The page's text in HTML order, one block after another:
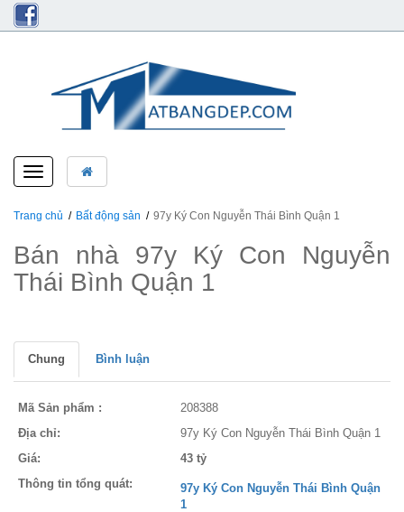
Toggle
navigation
Trang chủ Bất động sản 97y Ký Con Nguyễn Thái Bình Quận 1
Bán nhà 97y Ký Con Nguyễn
Thái Bình Quận 1
Chung Bình luận
Mã Sản phẩm :
208388
Địa chỉ:
97y Ký Con Nguyễn Thái Bình Quận 1
Giá:
43 tỷ
Thông tin tổng quát:
97y Ký Con Nguyễn Thái Bình Quận
1